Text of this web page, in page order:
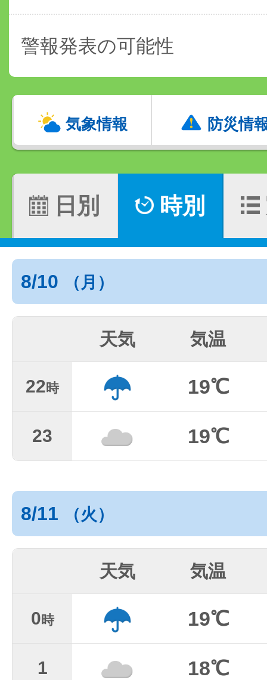
警報発表の可能性
気象情報 防災情
日別 時別
8/10 （月）
天気 気温
22時 19℃
23 19℃
8/11 （火）
天気 気温
0時 19℃
1 18℃